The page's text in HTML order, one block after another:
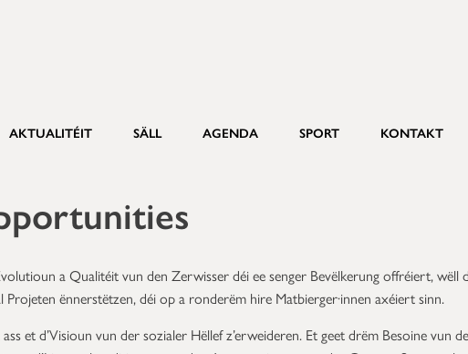
AKTUALITÉIT SÄLL AGENDA SPORT KONTAKT
a Qualitéit vun den Zerwisser déi ee senger Bevëlkerung offréiert, wëll
Projeten ënnerstëtzen, déi op a ronderëm hire Matbierger·innen axéiert sinn.
et d’Visioun vun der sozialer Hëllef z’erweideren. Et geet drëm Besoine vun